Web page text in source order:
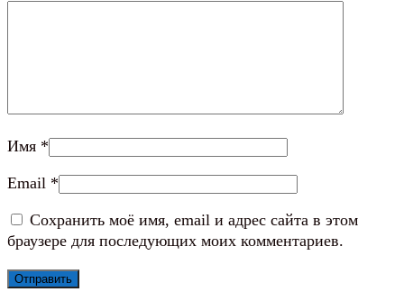
Имя *
Email *
Сохранить моё имя, email и адрес сайта в этом
браузере для последующих моих комментариев.